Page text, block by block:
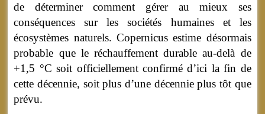
de déterminer comment gérer au mieux ses
conséquences sur les sociétés humaines et les
écosystèmes naturels. Copernicus estime désormais
probable que le réchauffement durable au-delà de
+1,5 °C soit officiellement confirmé d’ici la fin de
cette décennie, soit plus d’une décennie plus tôt que
prévu.